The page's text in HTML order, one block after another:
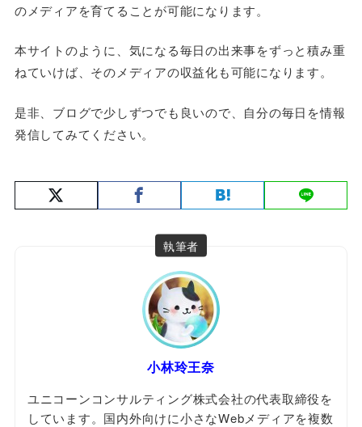
のメディアを育てることが可能になります。
本サイトのように、気になる毎日の出来事をずっと積み重
ねていけば、そのメディアの収益化も可能になります。
是非、ブログで少しずつでも良いので、自分の毎日を情報
発信してみてください。
執筆者
小林玲王奈
ユニコーンコンサルティング株式会社の代表取締役を
しています。国内外向けに小さなWebメディアを複数